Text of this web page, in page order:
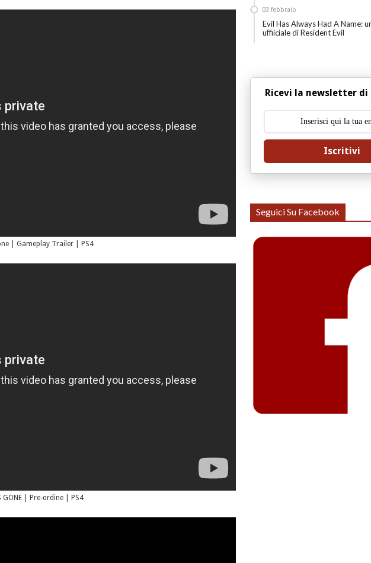
| Gameplay Trailer | PS4
GONE | Pre-ordine | PS4
Evil Has Always Had A Name:
uffiiciale di Resident Evil
03 febbraio
Ricevi la newsletter di
Iscritivi
Seguici Su Facebook